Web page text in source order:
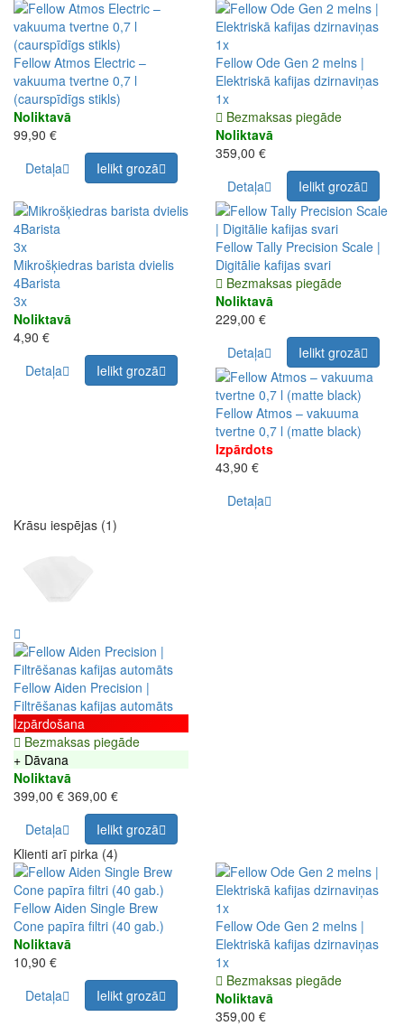
Fellow Atmos Electric –
vakuuma tvertne 0,7 l
(caurspīdīgs stikls)
Noliktavā
99,90 €
Detaļa
Ielikt grozā
1x
Fellow Ode Gen 2 melns |
Elektriskā kafijas dzirnaviņas
1x
Bezmaksas piegāde
Noliktavā
359,00 €
Detaļa
Ielikt grozā
3x
Mikrošķiedras barista dvielis
4Barista
3x
Noliktavā
4,90 €
Detaļa
Ielikt grozā
Fellow Tally Precision Scale |
Digitālie kafijas svari
Bezmaksas piegāde
Noliktavā
229,00 €
Detaļa
Ielikt grozā
Fellow Atmos – vakuuma
tvertne 0,7 l (matte black)
Izpārdots
43,90 €
Detaļa
Krāsu iespējas (1)
Fellow Aiden Precision |
Filtrēšanas kafijas automāts
Izpārdošana
Bezmaksas piegāde
+ Dāvana
Noliktavā
399,00 € 369,00 €
Detaļa
Ielikt grozā
Klienti arī pirka (4)
Fellow Aiden Single Brew
Cone papīra filtri (40 gab.)
Noliktavā
10,90 €
Detaļa
Ielikt grozā
1x
Fellow Ode Gen 2 melns |
Elektriskā kafijas dzirnaviņas
1x
Bezmaksas piegāde
Noliktavā
359,00 €